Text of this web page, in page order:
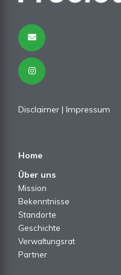
Disclaimer | Impressum
Home
Über uns
Mission
Bekenntnisse
Standorte
Geschichte
Verwaltungsrat
Partner